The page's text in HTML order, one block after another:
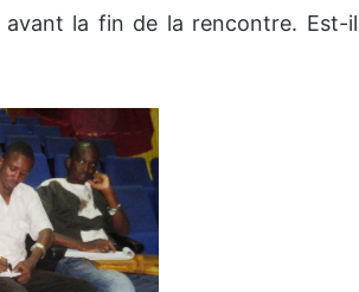
avant la fin de la rencontre. Est-il